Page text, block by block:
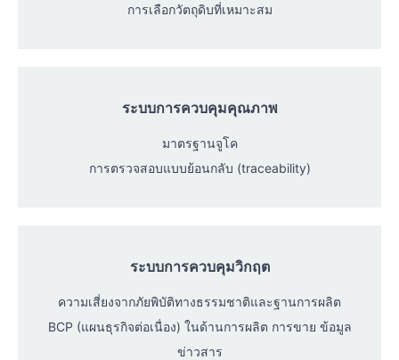
การเลือกวัตถุดิบที่เหมาะสม
ระบบการควบคุมคุณภาพ
มาตรฐานจูโค
การตรวจสอบแบบย้อนกลับ (traceability)
ระบบการควบคุมวิกฤต
ความเสี่ยงจากภัยพิบัติทางธรรมชาติและฐานการผลิต
BCP (แผนธุรกิจต่อเนื่อง) ในด้านการผลิต การขาย ข้อมูล
ข่าวสาร